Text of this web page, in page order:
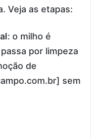
Veja as etapas:
: o milho é
por limpeza
de
sem